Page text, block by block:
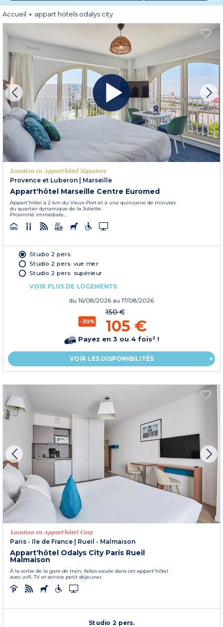
Accueil appart hotels odalys city
Location en Appart'hôtel Signature
Provence et Luberon
Marseille
Appart'hôtel Marseille Centre Euromed
Appart'hôtel à 2 km du Vieux-Port et à une quinzaine de minutes
du quartier dynamique de la Joliette.
Proximité immédiate...
Studio 2 pers.
Studio 2 pers. vue mer
Studio 2 pers. supérieur
VOIR PLUS DE LOGEMENTS
du 16/08/2026 au 17/08/2026
-30%
150 €
105 €
Payez en 3 ou 4 fois² !
VOIR LES DISPONIBILITÉS
Location en Appart'hôtel Cosy
Paris - Ile de France
Rueil - Malmaison
Appart'hôtel Odalys City Paris Rueil
Malmaison
À la sortie de la gare de train, faîtes escale dans cet appart'hôtel
avec wifi, TV et service petit déjeuner.
Studio 2 pers.